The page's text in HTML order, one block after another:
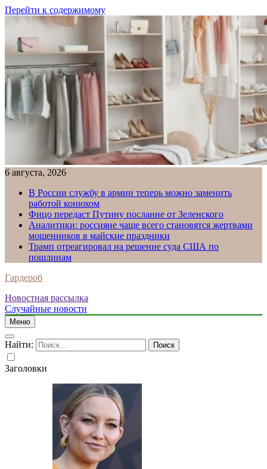
Перейти к содержимому
6 августа, 2026
В России службу в армии теперь можно заменить
работой конюхом
Фицо передаст Путину послание от Зеленского
Аналитики: россияне чаще всего становятся жертвами
мошенников в майские праздники
Трамп отреагировал на решение суда США по
пошлинам
Гардероб
Новостная рассылка
Случайные новости
Меню
Найти:
Заголовки